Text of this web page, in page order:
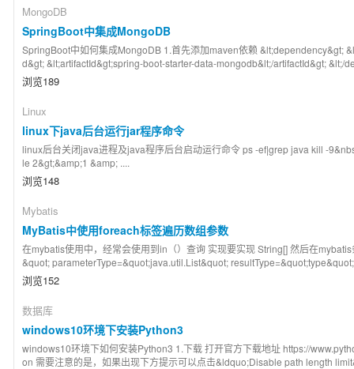
MongoDB
SpringBoot中集成MongoDB
SpringBoot中如何集成MongoDB 1.首先添加maven依赖 &lt;dependency&gt;
d&gt; &lt;artifactId&gt;spring-boot-starter-data-mongodb&lt;/artifactId&gt; &lt;/
浏览189
Linux
linux下java后台运行jar程序命令
linux后台关闭java进程及java程序后台启动运行命令 ps -ef|grep java kill -
le 2&gt;&amp;1 &amp; ....
浏览148
Mybatis
MyBatis中使用foreach标签遍历数组参数
在mybatis使用中，经常会使用到in（）查询 实现要实现 String[] 然后在
&quot; parameterType=&quot;java.util.List&quot;
浏览152
数据库
windows10环境下安装Python3
windows10环境下如何安装Python3 1.下载 打开官方下载地址 https://
on 需要注意的是，如果出现下方提示可以点击&ldquo;Disable path length